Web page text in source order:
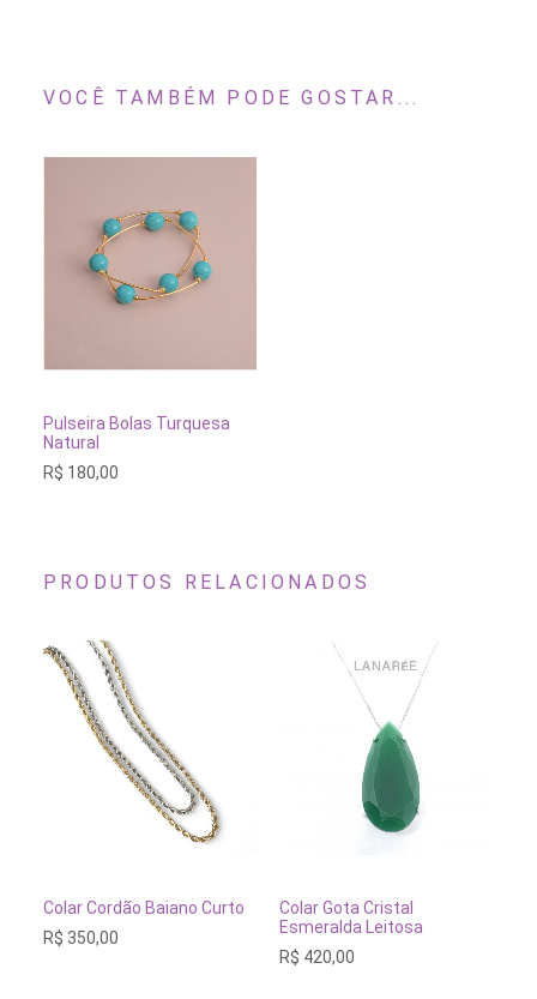
VOCÊ TAMBÉM PODE GOSTAR...
ADICIONAR AO CARRINHO
Pulseira Bolas Turquesa
Natural
R$ 180,00
PRODUTOS RELACIONADOS
VER OPÇÕES
tem
variantes.
Colar Cordão Baiano Curto
R$ 350,00
ADICIONAR AO
Colar Gota Cristal
Esmeralda Leitosa
R$ 420,00